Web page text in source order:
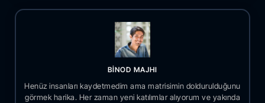
BİNOD MAJHI
Henüz insanları kaydetmedim ama matrisimin doldurulduğunu
görmek harika. Her zaman yeni katılımlar alıyorum ve yakında